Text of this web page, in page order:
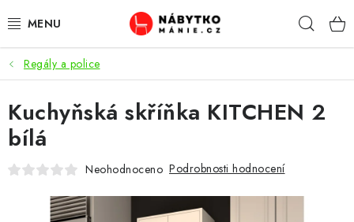
na
OBÝVACÍ POKOJ
KUCHYŇ A JÍDELNA
LOŽNICE
Regály a police
Kuchyňská skříňka KITCHEN 2
bílá
Neohodnoceno Podrobnosti hodnocení